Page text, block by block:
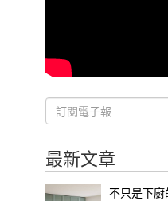
最新文章
不只是下